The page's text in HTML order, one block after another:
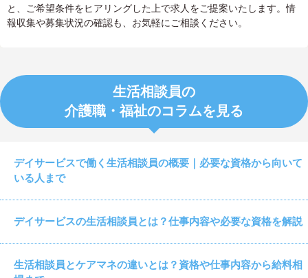
と、ご希望条件をヒアリングした上で求人をご提案いたします。情
報収集や募集状況の確認も、お気軽にご相談ください。
生活相談員の
介護職・福祉のコラムを見る
デイサービスで働く生活相談員の概要｜必要な資格から向いて
いる人まで
デイサービスの生活相談員とは？仕事内容や必要な資格を解説
生活相談員とケアマネの違いとは？資格や仕事内容から給料相